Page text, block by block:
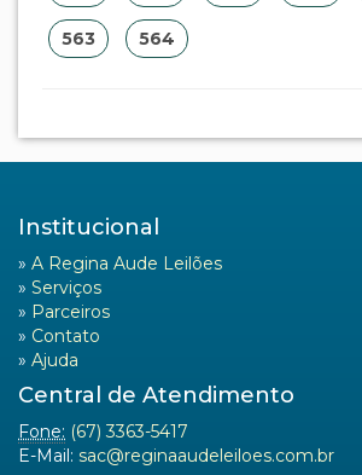
563 564
Institucional
» A Regina Aude Leilões
» Serviços
» Parceiros
» Contato
» Ajuda
Central de Atendimento
Fone: (67) 3363-5417
E-Mail: sac@reginaaudeleiloes.com.br